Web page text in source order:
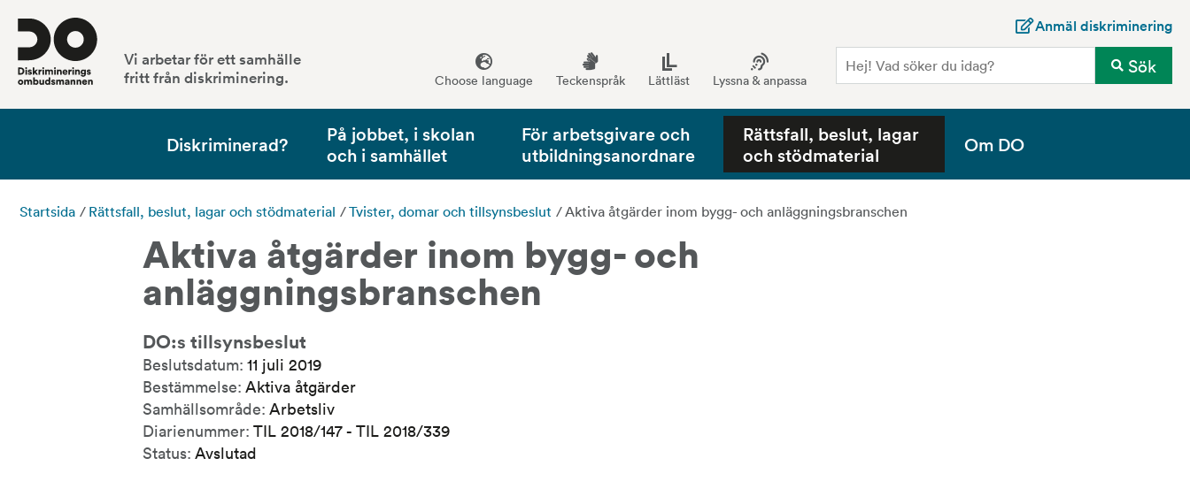
Vi arbetar för ett samhälle
fritt från diskriminering.
Anmäl diskriminering
Choose language Teckenspråk Lättläst Lyssna & anpassa
Sök
Diskriminerad?
På jobbet, i skolan
och i samhället
För arbetsgivare och
utbildningsanordnare
Rättsfall, beslut, lagar
och stödmaterial
Om DO
Startsida / Rättsfall, beslut, lagar och stödmaterial /Tvister, domar och tillsynsbeslut /Aktiva åtgärder inom bygg- och anläggningsbranschen
Aktiva åtgärder inom bygg- och
anläggningsbranschen
DO:s tillsynsbeslut
Beslutsdatum: 11 juli 2019
Bestämmelse: Aktiva åtgärder
Samhällsområde: Arbetsliv
Diarienummer: TIL 2018/147 - TIL 2018/339
Status: Avslutad